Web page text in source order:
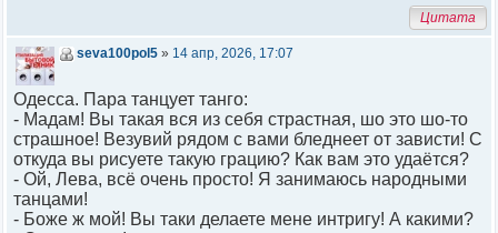
Цитата
seva100pol5 » 14 апр, 2026, 17:07
Одесса. Пара танцует танго:
- Мадам! Вы такая вся из себя страстная, шо это шо-то
страшное! Везувий рядом с вами бледнеет от зависти! С
откуда вы рисуете такую грацию? Как вам это удаётся?
- Ой, Лева, всё очень просто! Я занимаюсь народными
танцами!
- Боже ж мой! Вы таки делаете мене интригу! А какими?